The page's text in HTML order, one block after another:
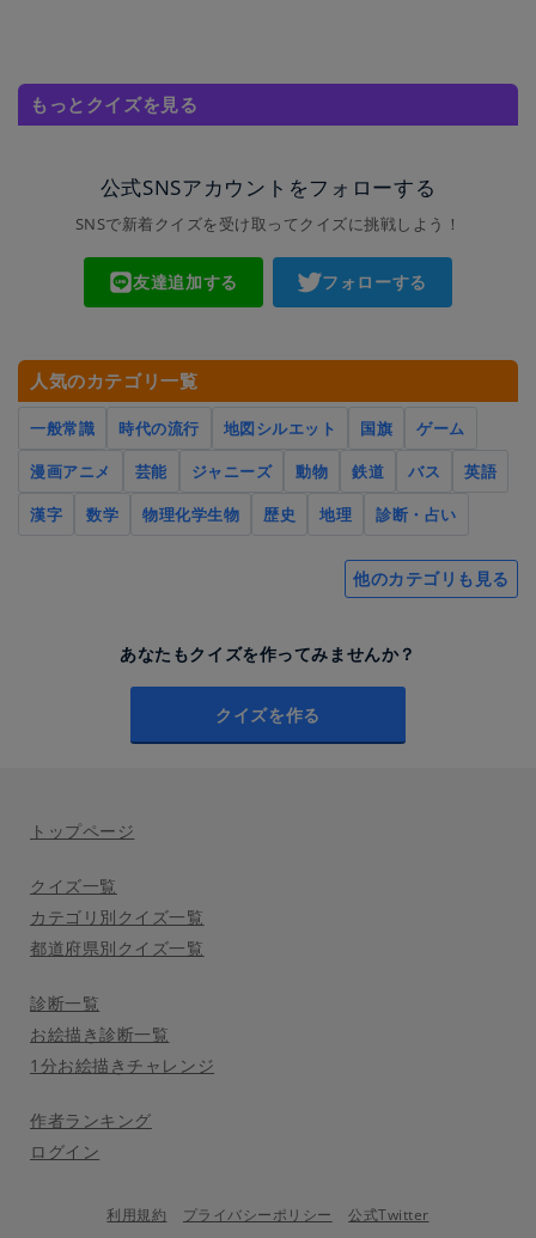
もっとクイズを見る
公式SNSアカウントをフォローする
SNSで新着クイズを受け取ってクイズに挑戦しよう！
友達追加する フォローする
人気のカテゴリ一覧
一般常識 時代の流行 地図シルエット 国旗
ゲーム
漫画アニメ
芸能 ジャニーズ 動物 鉄道 バス
英語
漢字
数学 物理化学生物 歴史 地理 診断・占い
他のカテゴリも見る
あなたもクイズを作ってみませんか？
クイズを作る
トップページ
クイズ一覧
カテゴリ別クイズ一覧
都道府県別クイズ一覧
診断一覧
お絵描き診断一覧
1分お絵描きチャレンジ
作者ランキング
ログイン
利用規約 プライバシーポリシー 公式Twitter